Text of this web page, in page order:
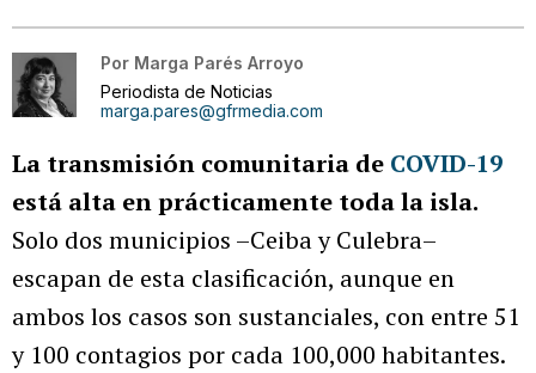
Por Marga Parés Arroyo
Periodista de Noticias
marga.pares@gfrmedia.com
La transmisión comunitaria de COVID-19
está alta en prácticamente toda la isla.
Solo dos municipios –Ceiba y Culebra–
escapan de esta clasificación, aunque en
ambos los casos son sustanciales, con entre 51
y 100 contagios por cada 100,000 habitantes.